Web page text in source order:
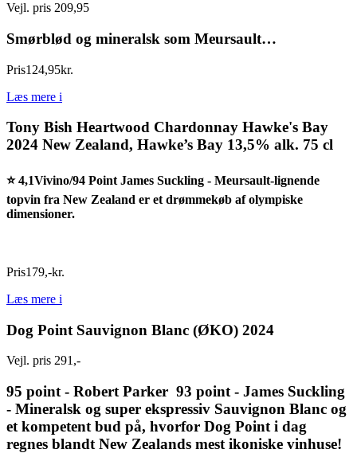
Vejl. pris 209,95
Smørblød og mineralsk som Meursault…
Pris124,95kr.
Læs mere i
Tony Bish Heartwood Chardonnay Hawke's Bay
2024 New Zealand, Hawke’s Bay 13,5% alk. 75 cl
⭐ 4,1Vivino/94 Point James Suckling - Meursault-lignende
topvin fra New Zealand er et drømmekøb af olympiske
dimensioner.
Pris179,-kr.
Læs mere i
Dog Point Sauvignon Blanc (ØKO) 2024
Vejl. pris 291,-
95 point - Robert Parker 93 point - James Suckling
- Mineralsk og super ekspressiv Sauvignon Blanc og
et kompetent bud på, hvorfor Dog Point i dag
regnes blandt New Zealands mest ikoniske vinhuse!